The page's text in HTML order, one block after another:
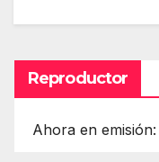
Reproductor
Ahora en